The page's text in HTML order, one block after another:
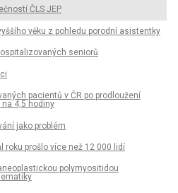
ČLS JEP
věku z pohledu porodní asistentky
seniorů
pacientů v ČR po prodloužení
4,5 hodiny
jako problém
roku prošlo více než 12 000 lidí
polymyositidou